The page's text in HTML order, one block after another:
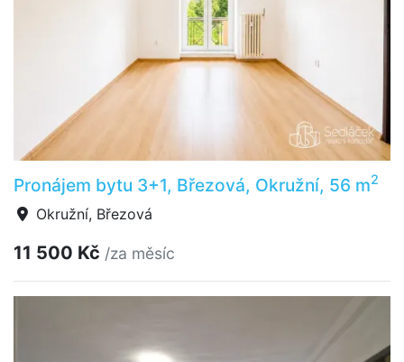
Pronájem bytu 3+1, Březová, Okružní, 56 m2
Okružní, Březová
11 500 Kč /za měsíc